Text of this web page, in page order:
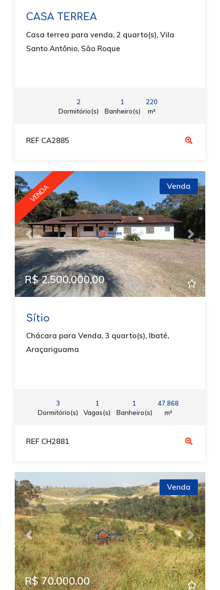
CASA TERREA
Casa terrea para venda, 2 quarto(s), Vila
Santo Antônio, São Roque
2
Dormitório(s)
1
Banheiro(s)
220
m²
REF CA2885
Previous Next
VENDA Venda
R$ 2.500.000,00
Sítio
Chácara para Venda, 3 quarto(s), Ibaté,
Araçariguama
3
Dormitório(s)
1
Vagas(s)
1
Banheiro(s)
47.868
m²
REF CH2881
Previous Next
Venda
R$ 70.000,00